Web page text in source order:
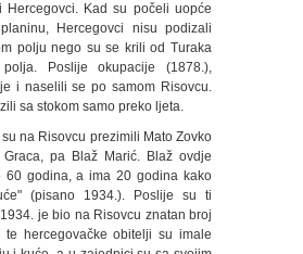
Hercegovci. Kad su počeli uopće
Hercegovci nisu podizali
polju nego su se krili od Turaka
Poslije okupacije (1878.),
i naselili se po samom Risovcu.
sa stokom samo preko ljeta.
na Risovcu prezimili Mato Zovko
pa Blaž Marić. Blaž ovdje
60 godina, a ima 20 godina kako
(pisano 1934.). Poslije su ti
je bio na Risovcu znatan broj
te hercegovačke obitelji su imale